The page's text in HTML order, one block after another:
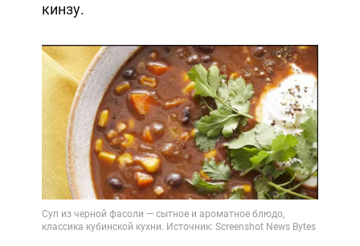
кинзу.